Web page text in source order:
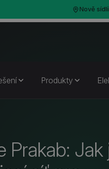
Nově
Produkty
Prakab: Jak